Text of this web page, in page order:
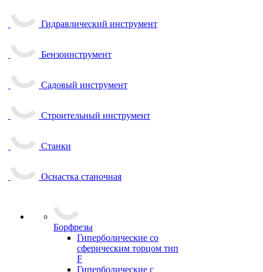
Гидравлический инструмент
Бензоинструмент
Садовый инструмент
Строительный инструмент
Станки
Оснастка станочная
Борфрезы
Гиперболические cо
сферическим торцом тип
F
Гиперболические с